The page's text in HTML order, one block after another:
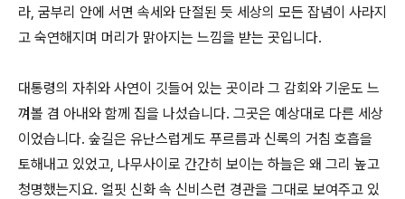
라, 굼부리 안에 서면 속세와 단절된 듯 세상의 모든 잡념이 사라지
고 숙연해지며 머리가 맑아지는 느낌을 받는 곳입니다.
대통령의 자취와 사연이 깃들어 있는 곳이라 그 감회와 기운도 느
껴볼 겸 아내와 함께 집을 나섰습니다. 그곳은 예상대로 다른 세상
이었습니다. 숲길은 유난스럽게도 푸르름과 신록의 거침 호흡을
토해내고 있었고, 나무사이로 간간히 보이는 하늘은 왜 그리 높고
청명했는지요. 얼핏 신화 속 신비스런 경관을 그대로 보여주고 있